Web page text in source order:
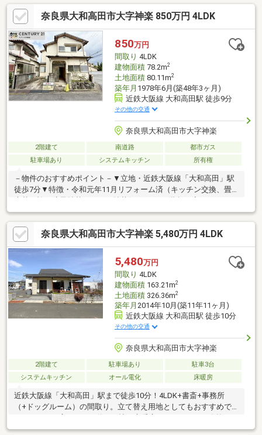
ご提案（融資中・返済相談・女性単身・派遣社員・非正規雇用の
方でも相談可能です。）■住宅に関するご相談からご購入後のア
フタ―フォローまで、一人の担当者が行います。■お気軽にご相談
ください！♪♪お問合せお待ちしております♪♪
奈良県大和高田市大字神楽 850万円 4LDK
850万円
間取り 4LDK
建物面積78.2m2
土地面積80.11m2
築年月 1978年6月(築48年3ヶ月)
近鉄大阪線 大和高田駅 徒歩9分
その他の交通
奈良県大和高田市大字神楽
2階建て 南道路
都市ガス
駐車場あり
システムキッチン 所有権
－物件のおすすめポイント－▼立地・近鉄大阪線「大和高田」駅
徒歩7分▼特徴・令和元年11月リフォーム済（キッチン交換、畳
表替、襖・障子貼替、クロス貼替(キッチン・階段・廊下・トイ
レ)、キッチン床CF張替、トイレ壁べニア張替）・駐車スペース1
台あり、近隣月極駐車場有り▼周辺環境・エバグリーン神楽店ま
で約140m・大和高田郵便局まで約220m◆当社では、ネットで他
社様が広告している物件も同時に紹介・案内可能です。併せて内
覧を希望される際は、物件名を担当者までお申し付け下さい。
奈良県大和高田市大字神楽 5,480万円 4LDK
5,480万円
間取り 4LDK
建物面積163.21m2
土地面積326.36m2
築年月 2014年10月(築11年11ヶ月)
近鉄大阪線 大和高田駅 徒歩10分
その他の交通
奈良県大和高田市大字神楽
2階建て 駐車場あり
駐車3台
システムキッチン
オール電化 床暖房
近鉄大阪線「大和高田」駅まで徒歩10分！4LDK+書斎+事務所
（+ドッグルーム）の間取り。立て替え用地としてもおすすめで
り（LD）・オール電化・1Fに事務所あり・駐車3台可・玄関横に